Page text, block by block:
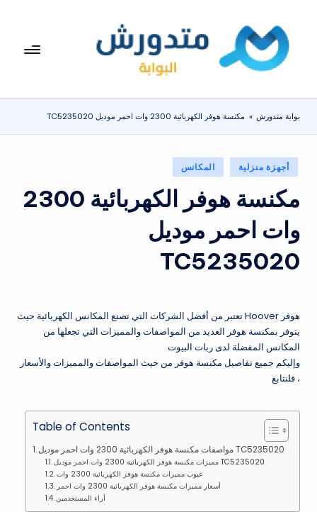
المحتوىبوا
مت
دو
ر
ش
تعرف
المنزلية
يومياً
بوابة متدورش » مكنسة هوفر الكهربائية 2300 وات احمر موديل TC5235020
نُشر
في
أجهزة منزلية المكانس
مكنسة هوفر الكهربائية 2300
وات احمر موديل
TC5235020
هوفر Hoover تعتبر من أفضل الشركات التي تصنع المكانس الكهربائية حيث
يتوفر بمكنسة هوفر العديد من المواصفات والمميزات التي تجعلها من
المكانس المفضلة لدى ربات البيوت
وإليكم جميع تفاصيل مكنسة هوفر من حيث المواصفات والمميزات والأسعار
، فلنتابع
Table of Contents
مواصفات مكنسة هوفر الكهربائية 2300 وات احمر موديل TC5235020
مميزات مكنسة هوفر الكهربائية 2300 وات احمر موديل TC5235020
عيوب مميزات مكنسة هوفر الكهربائية 2300 وات
أسعار مميزات مكنسة هوفر الكهربائية 2300 وات احمر
أراء المستخدمين